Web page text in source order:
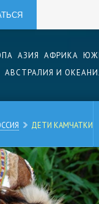
АЗИЯ АФРИКА
АВСТРАЛИЯ И
ДЕТИ КАМЧАТКИ